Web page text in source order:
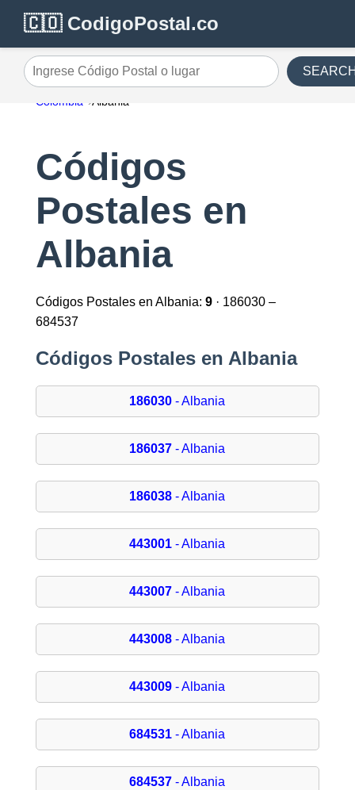
🇨🇴 CodigoPostal.co
Ingrese Código Postal o lugar
Colombia Albania
Códigos
Postales en
Albania
Códigos Postales en Albania: 9· 186030 –
684537
Códigos Postales en Albania
186030 - Albania
186037 - Albania
186038 - Albania
443001 - Albania
443007 - Albania
443008 - Albania
443009 - Albania
684531 - Albania
684537 - Albania